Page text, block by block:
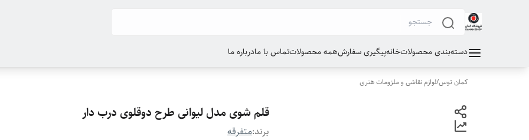
دسته‌بندی محصولاتخانهپیگیری سفارشهمه محصولاتتماس با مادرباره ما
کمان توس/لوازم نقاشی و ملزومات هنری
قلم شوی مدل لیوانی طرح دوقلوی درب دار
برند:متفرقه